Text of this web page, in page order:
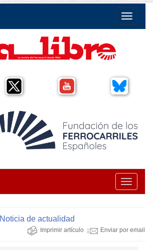
Toggle
Toggle
Noticia de actualidad
Imprimir artículo Enviar por email